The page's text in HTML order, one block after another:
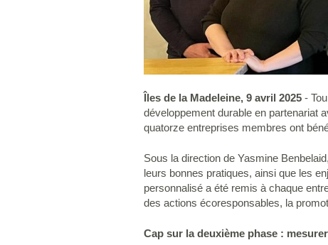
Îles de la Madeleine, 9 avril 2025 -
développement durable en partenariat
quatorze entreprises membres ont
Sous la direction de Yasmine
leurs bonnes pratiques, ainsi que les
personnalisé a été remis à chaque
des actions écoresponsables, la
Cap sur la deuxième phase :